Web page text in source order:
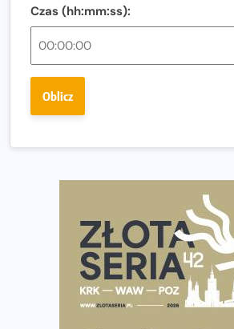
diety
Rozbiegany Olsztyn szykuje się na
Wystartuje rekordowa liczba
poradnik przed startem
Ile razy w tygodniu biegać? 3 treningi
często biegać, żeby robić postępy
Już w ten weekend! Przed nami
i Półmaraton Szczeciński. Wszystko,
European Marathon Classics – jak
Czas (hh:mm:ss):
Oblicz